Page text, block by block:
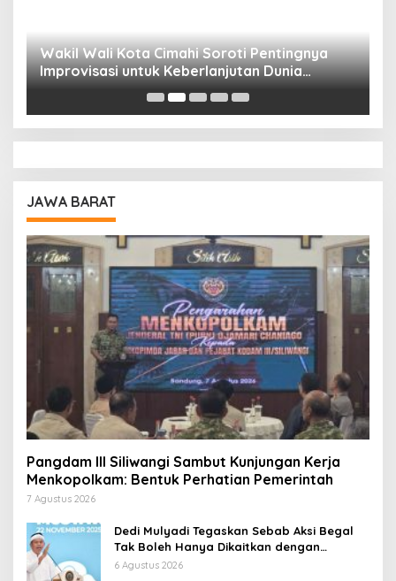
Wakil Wali Kota Cimahi Soroti Pentingnya
Improvisasi untuk Keberlanjutan Dunia
Pendidikan
JAWA BARAT
Pangdam III Siliwangi Sambut Kunjungan Kerja
Menkopolkam: Bentuk Perhatian Pemerintah
7 Agustus 2026
Dedi Mulyadi Tegaskan Sebab Aksi Begal
Tak Boleh Hanya Dikaitkan dengan
Ekonomi
6 Agustus 2026